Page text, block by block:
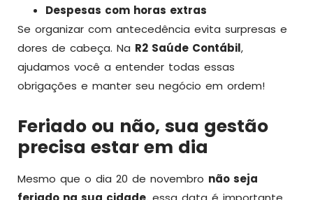
Despesas com horas extras
Se organizar com antecedência evita surpresas e
dores de cabeça. Na R2 Saúde Contábil,
ajudamos você a entender todas essas
obrigações e manter seu negócio em ordem!
Feriado ou não, sua gestão
precisa estar em dia
Mesmo que o dia 20 de novembro não seja